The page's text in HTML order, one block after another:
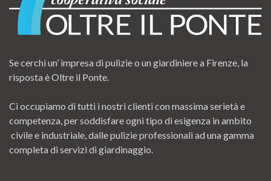
Se cerchi un’ impresa di pulizie o un giardiniere a Firenze, la
risposta è Oltre il Ponte.
Ci occupiamo di tutti i nostri clienti con massima serietà e
competenza, per soddisfare ogni tipo di esigenza in ambito
civile e industriale, dalle pulizie professionali ad una gamma
completa di servizi di giardinaggio.